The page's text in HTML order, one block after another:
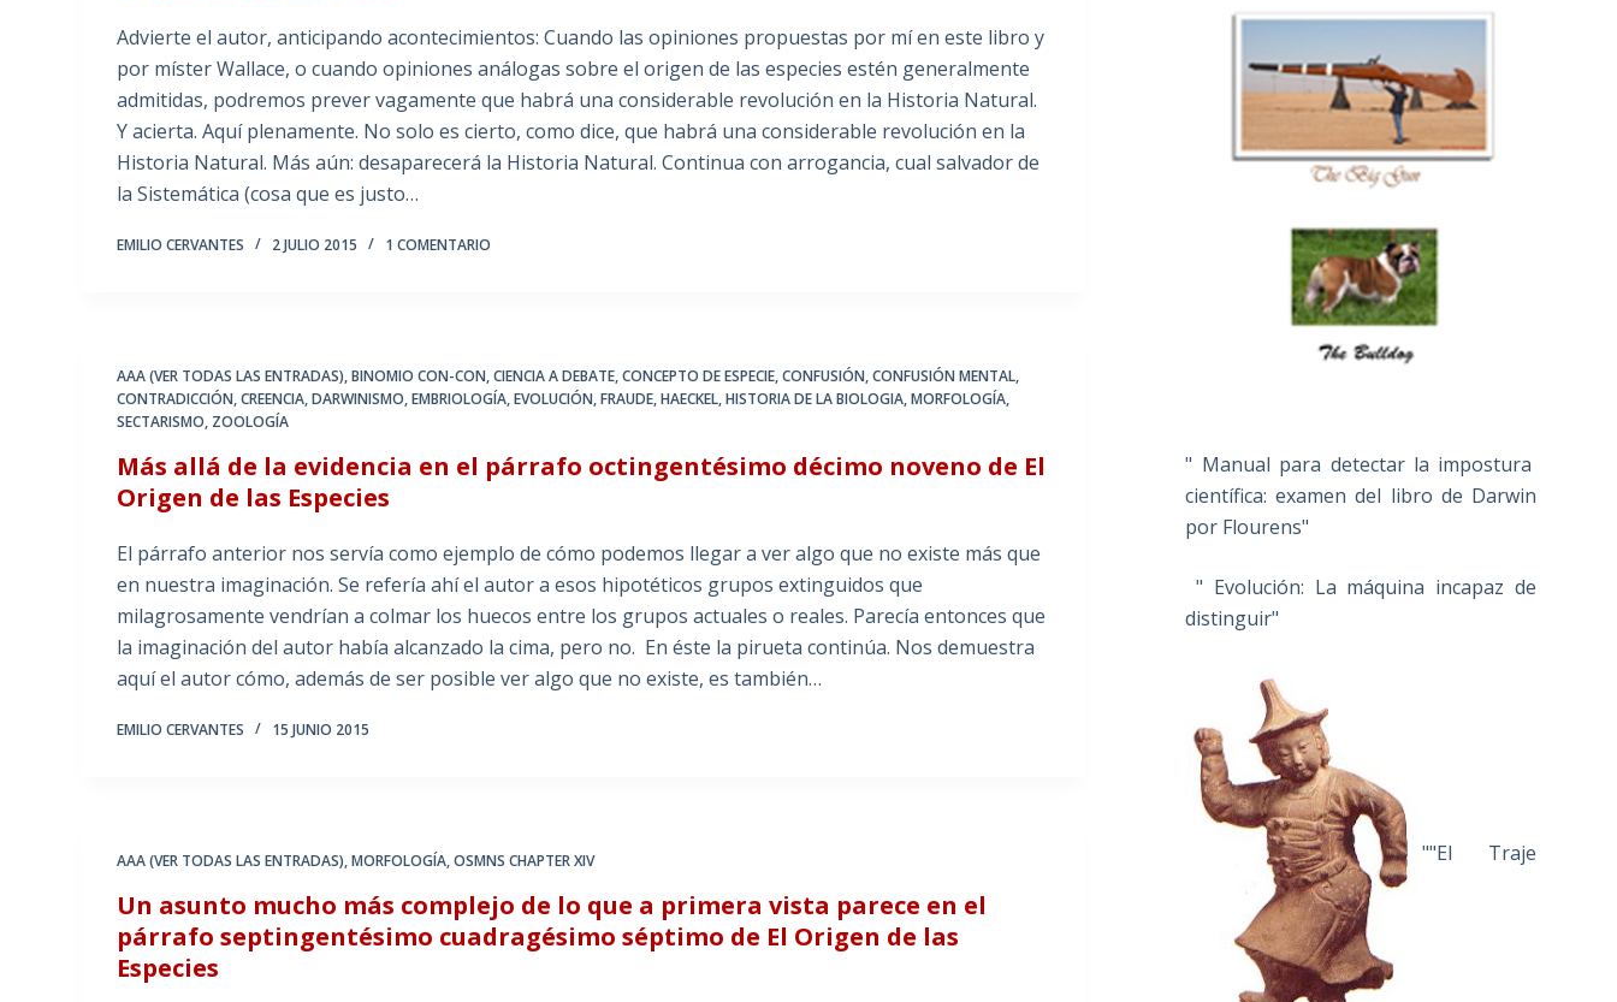
Advierte el autor, anticipando acontecimientos: Cuando las opiniones propuestas por mí en este libro y
por míster Wallace, o cuando opiniones análogas sobre el origen de las especies estén generalmente
admitidas, podremos prever vagamente que habrá una considerable revolución en la Historia Natural.
Y acierta. Aquí plenamente. No solo es cierto, como dice, que habrá una considerable revolución en la
Historia Natural. Más aún: desaparecerá la Historia Natural. Continua con arrogancia, cual salvador de
la Sistemática (cosa que es justo…
EMILIO CERVANTES 2 JULIO 2015 1 COMENTARIO
AAA (VER TODAS LAS ENTRADAS),BINOMIO CON-CON,CIENCIA A DEBATE,CONCEPTO DE ESPECIE,CONFUSIÓN,CONFUSIÓN MENTAL,
CONTRADICCIÓN,CREENCIA,DARWINISMO,EMBRIOLOGÍA,EVOLUCIÓN,FRAUDE,HAECKEL,HISTORIA DE LA BIOLOGIA,MORFOLOGÍA,
SECTARISMO, ZOOLOGÍA
Más allá de la evidencia en el párrafo octingentésimo décimo noveno de El
Origen de las Especies
El párrafo anterior nos servía como ejemplo de cómo podemos llegar a ver algo que no existe más que
en nuestra imaginación. Se refería ahí el autor a esos hipotéticos grupos extinguidos que
milagrosamente vendrían a colmar los huecos entre los grupos actuales o reales. Parecía entonces que
la imaginación del autor había alcanzado la cima, pero no. En éste la pirueta continúa. Nos demuestra
aquí el autor cómo, además de ser posible ver algo que no existe, es también…
EMILIO CERVANTES 15 JUNIO 2015
AAA (VER TODAS LAS ENTRADAS),MORFOLOGÍA,OSMNS CHAPTER XIV
Un asunto mucho más complejo de lo que a primera vista parece en el
párrafo septingentésimo cuadragésimo séptimo de El Origen de las
Especies
" Manual para detectar la impostura
científica: examen del libro de Darwin
por Flourens"
" Evolución: La máquina incapaz de
distinguir"
""El Traje